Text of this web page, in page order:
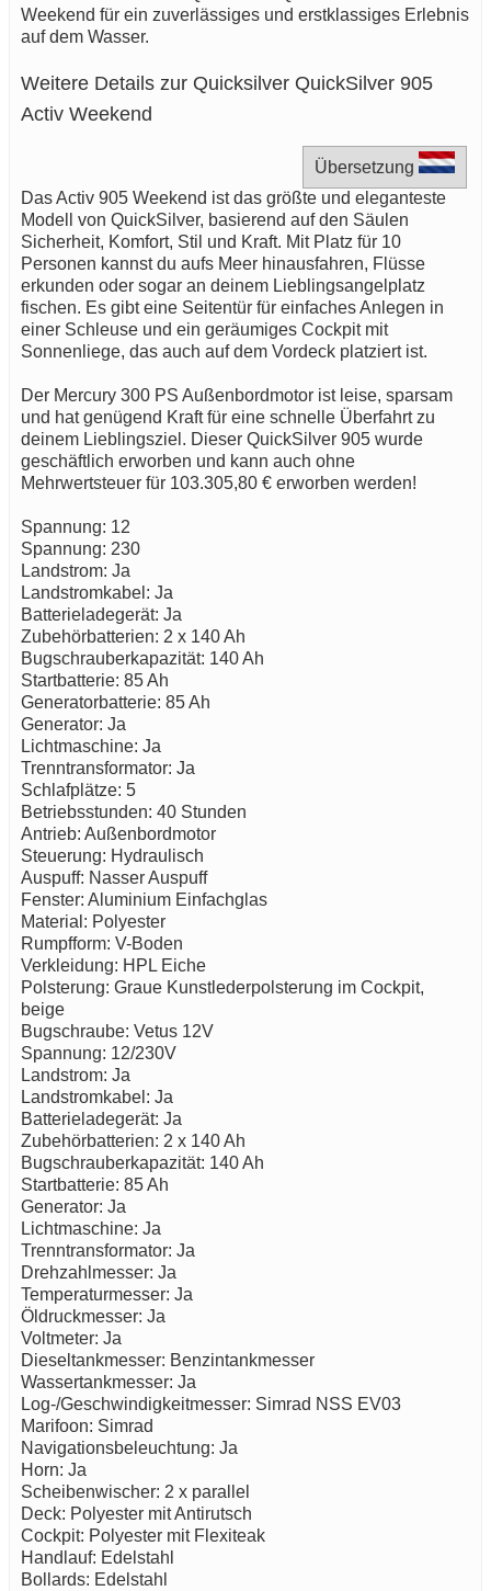
Weekend für ein zuverlässiges und erstklassiges Erlebnis
auf dem Wasser.
Weitere Details zur Quicksilver QuickSilver 905
Activ Weekend
Übersetzung
Das Activ 905 Weekend ist das größte und eleganteste
Modell von QuickSilver, basierend auf den Säulen
Sicherheit, Komfort, Stil und Kraft. Mit Platz für 10
Personen kannst du aufs Meer hinausfahren, Flüsse
erkunden oder sogar an deinem Lieblingsangelplatz
fischen. Es gibt eine Seitentür für einfaches Anlegen in
einer Schleuse und ein geräumiges Cockpit mit
Sonnenliege, das auch auf dem Vordeck platziert ist.
Der Mercury 300 PS Außenbordmotor ist leise, sparsam
und hat genügend Kraft für eine schnelle Überfahrt zu
deinem Lieblingsziel. Dieser QuickSilver 905 wurde
geschäftlich erworben und kann auch ohne
Mehrwertsteuer für 103.305,80 € erworben werden!
Spannung: 12
Spannung: 230
Landstrom: Ja
Landstromkabel: Ja
Batterieladegerät: Ja
Zubehörbatterien: 2 x 140 Ah
Bugschrauberkapazität: 140 Ah
Startbatterie: 85 Ah
Generatorbatterie: 85 Ah
Generator: Ja
Lichtmaschine: Ja
Trenntransformator: Ja
Schlafplätze: 5
Betriebsstunden: 40 Stunden
Antrieb: Außenbordmotor
Steuerung: Hydraulisch
Auspuff: Nasser Auspuff
Fenster: Aluminium Einfachglas
Material: Polyester
Rumpfform: V-Boden
Verkleidung: HPL Eiche
Polsterung: Graue Kunstlederpolsterung im Cockpit,
beige
Bugschraube: Vetus 12V
Spannung: 12/230V
Landstrom: Ja
Landstromkabel: Ja
Batterieladegerät: Ja
Zubehörbatterien: 2 x 140 Ah
Bugschrauberkapazität: 140 Ah
Startbatterie: 85 Ah
Generator: Ja
Lichtmaschine: Ja
Trenntransformator: Ja
Drehzahlmesser: Ja
Temperaturmesser: Ja
Öldruckmesser: Ja
Voltmeter: Ja
Dieseltankmesser: Benzintankmesser
Wassertankmesser: Ja
Log-/Geschwindigkeitmesser: Simrad NSS EV03
Marifoon: Simrad
Navigationsbeleuchtung: Ja
Horn: Ja
Scheibenwischer: 2 x parallel
Deck: Polyester mit Antirutsch
Cockpit: Polyester mit Flexiteak
Handlauf: Edelstahl
Bollards: Edelstahl